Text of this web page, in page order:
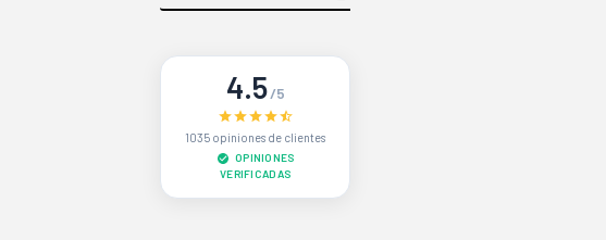
4.5/5
1035 opiniones de clientes
OPINIONES
VERIFICADAS